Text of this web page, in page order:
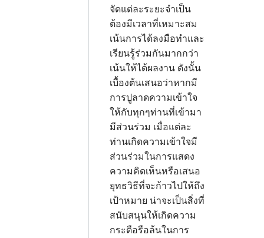
จัดแต่ละระยะจำเป็น
ต้องมีเวลาที่เหมาะสม
เน้นการได้ลงมือทำและ
เรียนรู้ร่วมกันมากกว่า
เน้นให้ได้ผลงาน ดังนั้น
เบื้องต้นเสนอว่าหากมี
การปูลาดความเข้าใจ
ให้กับทุกๆท่านที่เข้ามา
มีส่วนร่วม เมื่อแต่ละ
ท่านเกิดความเข้าใจมี
ส่วนร่วมในการแสดง
ความคิดเห็นหรือเสนอ
ยุทธวิธีที่จะก้าวไปให้ถึง
เป้าหมาย น่าจะเป็นสิ่งที่
สนับสนุนให้เกิดความ
กระตือรือล้นในการ